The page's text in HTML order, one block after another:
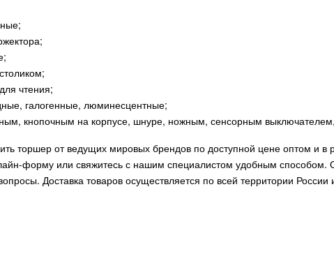
чтения;
галогенные, люминесцентные;
кнопочным на корпусе, шнуре, ножным, сенсорным
торшер от ведущих мировых брендов по доступной цене оптом и
форму или свяжитесь с нашим специалистом удобным способом.
Доставка товаров осуществляется по всей территории